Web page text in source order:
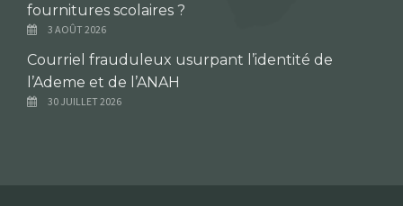
fournitures scolaires ?
3 AOÛT 2026
Courriel frauduleux usurpant l’identité de
l’Ademe et de l’ANAH
30 JUILLET 2026